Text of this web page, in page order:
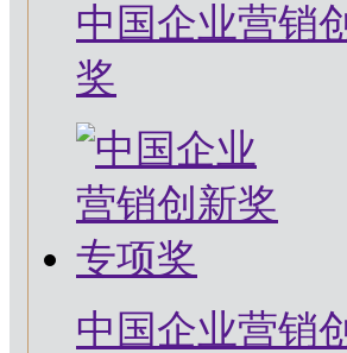
中国企业营销
奖
中国企业营销